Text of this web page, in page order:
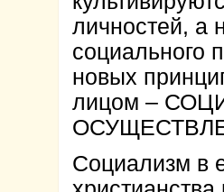
личностей, а
социального
новых
лицом –
Социализм в